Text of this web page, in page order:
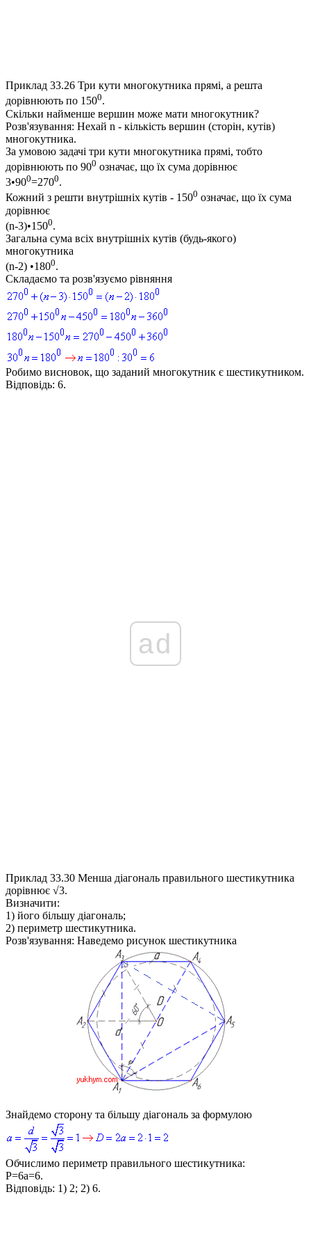
Приклад 33.26 Три кути многокутника прямі, а решта
дорівнюють по 1500.
Скільки найменше вершин може мати многокутник?
Розв'язування: Нехай n - кількість вершин (сторін, кутів)
многокутника.
За умовою задачі три кути многокутника прямі, тобто
дорівнюють по 900 означає, що їх сума дорівнює
3•900=2700.
Кожний з решти внутрішніх кутів - 1500 означає, що їх сума
дорівнює
(n-3)•1500.
Загальна сума всіх внутрішніх кутів (будь-якого)
многокутника
(n-2) •1800.
Складаємо та розв'язуємо рівняння
Робимо висновок, що заданий многокутник є шестикутником.
Відповідь: 6.
ad
Приклад 33.30 Менша діагональ правильного шестикутника
дорівнює √3.
Визначити:
1) його більшу діагональ;
2) периметр шестикутника.
Розв'язування: Наведемо рисунок шестикутника
Знайдемо сторону та більшу діагональ за формулою
Обчислимо периметр правильного шестикутника:
P=6a=6.
Відповідь: 1) 2; 2) 6.